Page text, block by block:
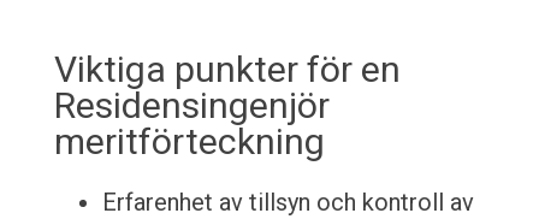
Viktiga punkter för en
Residensingenjör
meritförteckning
Erfarenhet av tillsyn och kontroll av